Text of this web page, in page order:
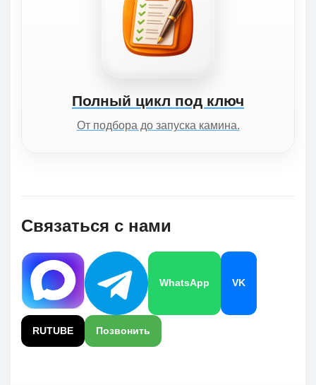
Полный цикл под ключ
От подбора до запуска камина.
Связаться с нами
WhatsApp VK
RUTUBE Позвонить